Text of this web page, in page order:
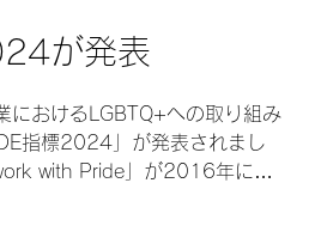
が発表
おけるLGBTQ+への取り組み
指標2024」が発表されまし
with Pride」が2016年に策